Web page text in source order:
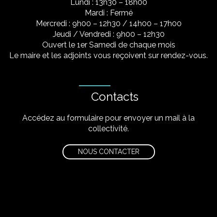
Lundi : 13h30 – 18h00
Mardi : Fermé
Mercredi : 9h00 – 12h30 / 14h00 – 17h00
Jeudi / Vendredi : 9h00 – 12h30
Ouvert le 1er Samedi de chaque mois
Le maire et les adjoints vous reçoivent sur rendez-vous.
Contacts
Accédez au formulaire pour envoyer un mail à la
collectivité.
NOUS CONTACTER